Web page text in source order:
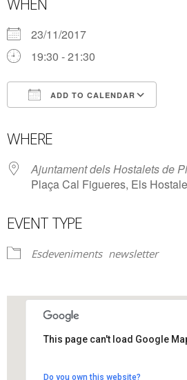
23/11/2017
19:30 - 21:30
ADD TO CALENDAR
WHERE
Ajuntament dels Hostalets de
Plaça Cal Figueres, Els
EVENT TYPE
Esdeveniments newsletter
Pierola
This page can't load Google
Do you own this website?